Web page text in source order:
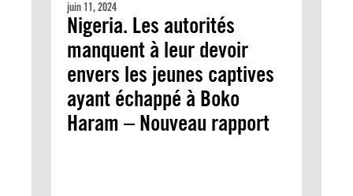
juin 11, 2024
Nigeria. Les autorités
manquent à leur devoir
envers les jeunes captives
ayant échappé à Boko
Haram – Nouveau rapport